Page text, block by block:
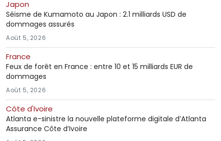
Japon
Séisme de Kumamoto au Japon : 2.1 milliards USD de
dommages assurés
Août 5, 2026
France
Feux de forêt en France : entre 10 et 15 milliards EUR de
dommages
Août 5, 2026
Côte d'Ivoire
Atlanta e-sinistre la nouvelle plateforme digitale d’Atlanta
Assurance Côte d’Ivoire